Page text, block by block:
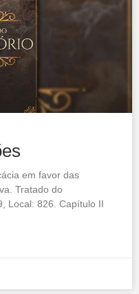
em favor das
Tratado do
Local: 826. Capítulo II